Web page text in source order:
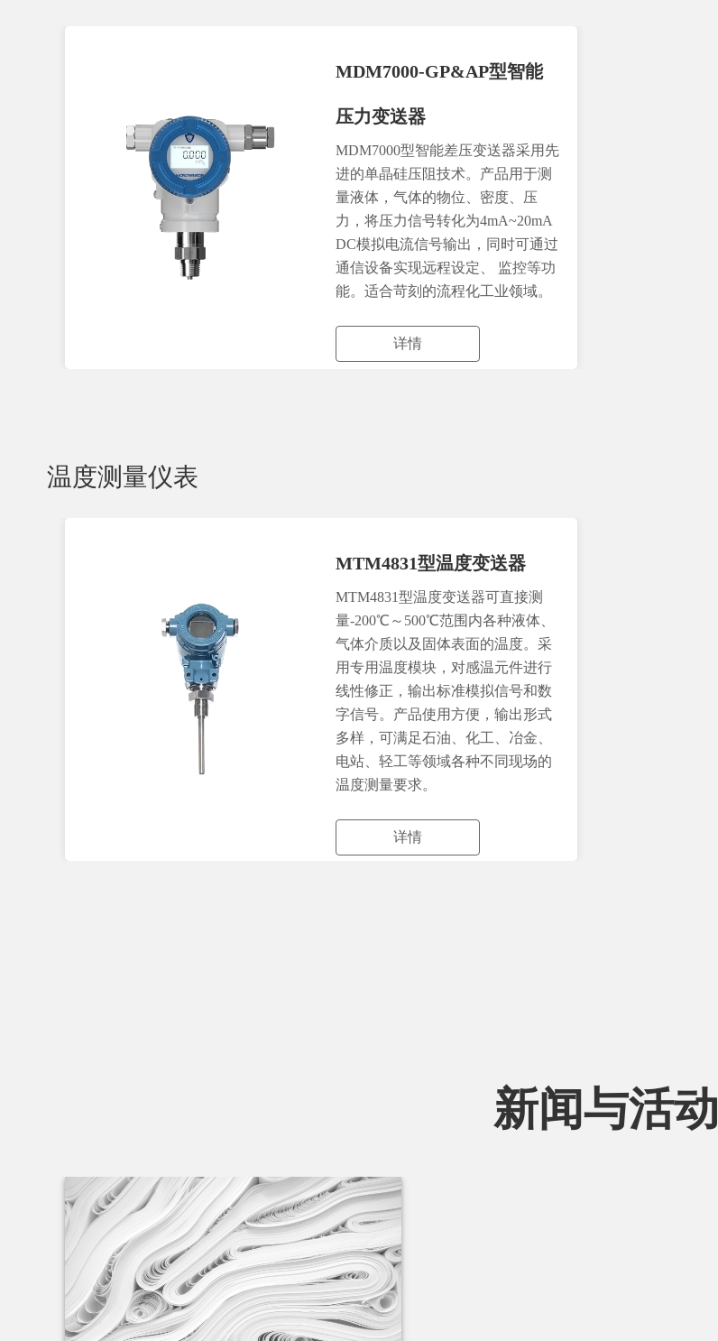
MDM7000-GP&AP型智能
压力变送器
MDM7000型智能差压变送器采用先
进的单晶硅压阻技术。产品用于测
量液体，气体的物位、密度、压
力，将压力信号转化为4mA~20mA
DC模拟电流信号输出，同时可通过
通信设备实现远程设定、 监控等功
能。适合苛刻的流程化工业领域。
详情
温度测量仪表
MTM4831型温度变送器
MTM4831型温度变送器可直接测
量-200℃～500℃范围内各种液体、
气体介质以及固体表面的温度。采
用专用温度模块，对感温元件进行
线性修正，输出标准模拟信号和数
字信号。产品使用方便，输出形式
多样，可满足石油、化工、冶金、
电站、轻工等领域各种不同现场的
温度测量要求。
详情
新闻与活动